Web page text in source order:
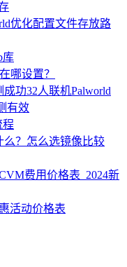
优化配置文件存放路
库
哪设置？
功32人联机Palworld
有效
程
么？怎么选镜像比较
费用价格表_2024新
活动价格表